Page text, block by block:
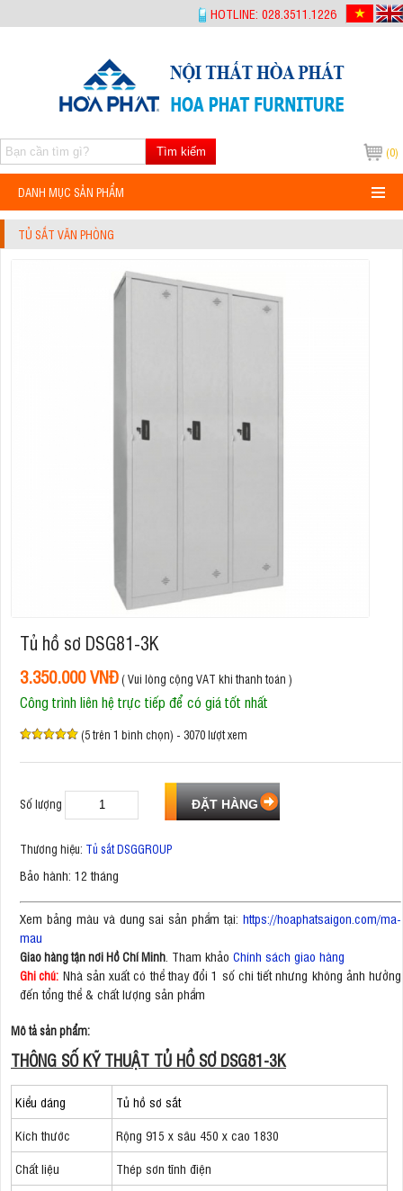
HOTLINE: 028.3511.1226
(0)
Tìm kiếm
DANH MỤC SẢN PHẨM
TỦ SẮT VĂN PHÒNG
Tủ hồ sơ DSG81-3K
3.350.000 VNĐ( Vui lòng cộng VAT khi thanh toán )
Công trình liên hệ trực tiếp để có giá tốt nhất
(5 trên 1 bình chọn) - 3070 lượt xem
Số lượng
Thương hiệu: Tủ sắt DSGGROUP
Bảo hành: 12 tháng
Xem bảng màu và dung sai sản phẩm tại: https://hoaphatsaigon.com/ma-
mau
Giao hàng tận nơi Hồ Chí Minh . Tham khảo Chính sách giao hàng
Ghi chú: Nhà sản xuất có thể thay đổi 1 số chi tiết nhưng không ảnh hưởng
đến tổng thể & chất lượng sản phẩm
Mô tả sản phẩm:
THÔNG SỐ KỸ THUẬT TỦ HỒ SƠ DSG81-3K
Kiểu dáng
Tủ hồ sơ sắt
Kích thước
Rộng 915 x sâu 450 x cao 1830
Chất liệu
Thép sơn tĩnh điện